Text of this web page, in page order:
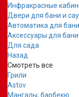
Инфракрасные
Двери для бани и
Автоматика для
Аксессуары для
Для сада
Назад
Смотреть все
Грили
Astov
Мангалы, барбекю